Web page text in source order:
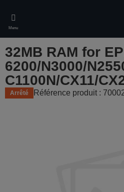
main
content
Menu
32MB RAM for
6200/N3000/
C1100N/CX11/
Arrêté Référence produit :